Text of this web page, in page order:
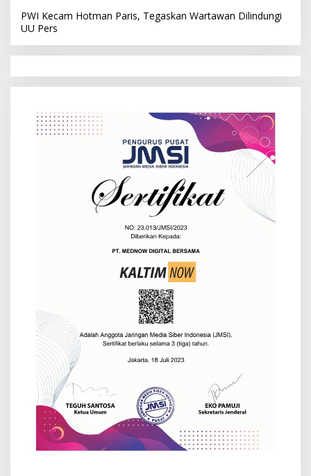
PWI Kecam Hotman Paris, Tegaskan Wartawan Dilindungi
UU Pers